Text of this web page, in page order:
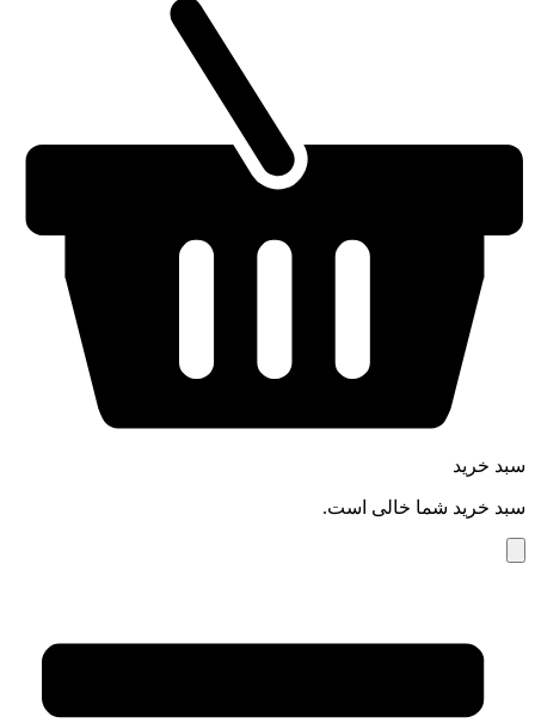
سبد خرید
سبد خرید شما خالی است.